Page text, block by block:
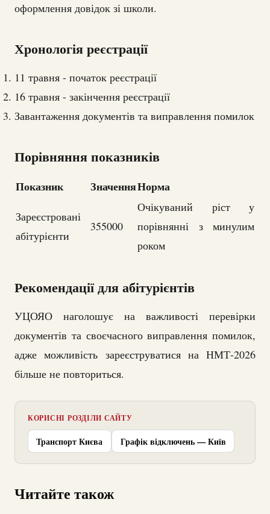
оформлення довідок зі школи.
Хронологія реєстрації
11 травня - початок реєстрації
16 травня - закінчення реєстрації
Завантаження документів та виправлення помилок
Порівняння показників
Показник ЗначенняНорма
Зареєстровані
абітурієнти
355000
Очікуваний ріст у
порівнянні з минулим
роком
Рекомендації для абітурієнтів
УЦОЯО наголошує на важливості перевірки
документів та своєчасного виправлення помилок,
адже можливість зареєструватися на НМТ-2026
більше не повториться.
КОРИСНІ РОЗДІЛИ САЙТУ
Транспорт Києва Графік відключень — Київ
Читайте також